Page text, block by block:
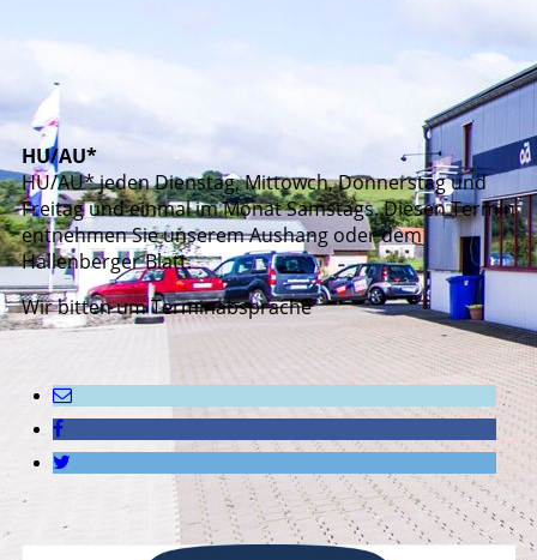
HU/AU*
HU/AU* jeden Dienstag, Mittowch, Donnerstag und
Freitag und einmal im Monat Samstags. Diesen Termin
entnehmen Sie unserem Aushang oder dem
Hallenberger Blatt.
Wir bitten um Terminabsprache